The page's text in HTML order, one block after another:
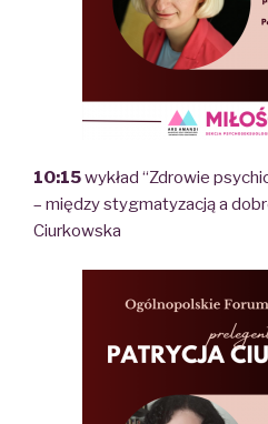
10:15wykład “Zdrowie
– między stygmatyzacją a
Ciurkowska